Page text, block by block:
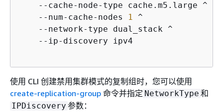
    --cache-node-type cache.m5.large ^
    --num-cache-nodes
1 ^
    --network-type dual_stack ^
    --ip-discovery ipv4
使用 CLI 创建禁用集群模式的复制组时，您可以使用
create-replication-group 命令并指定 NetworkType 和
IPDiscovery 参数：